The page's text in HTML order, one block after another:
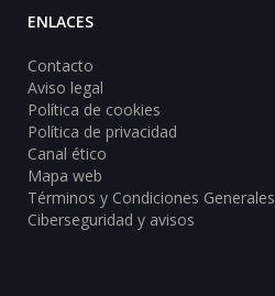
ENLACES
Contacto
Aviso legal
Política de cookies
Política de privacidad
Canal ético
Mapa web
Términos y Condiciones Generales
Ciberseguridad y avisos